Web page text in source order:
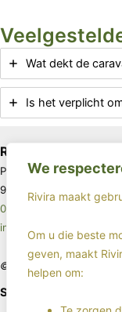
We
Rivira maakt
Om u die beste
geven, maakt
helpen om:
Wat dekt de
Is het verplicht
Rivira
Postbus 67
9640 AB Veendam
085 - 4017963
info@rivira.nl
©2025 - Rivira - All
Sociale media